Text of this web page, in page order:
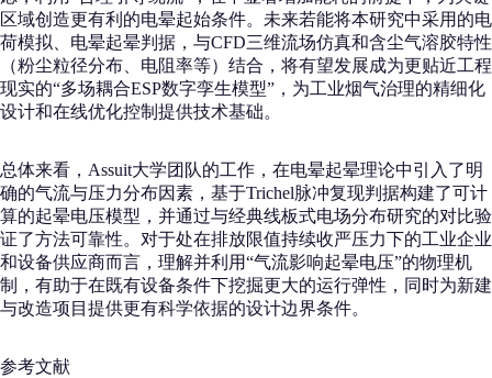
区域创造更有利的电晕起始条件。未来若能将本研究中采用的电
荷模拟、电晕起晕判据，与CFD三维流场仿真和含尘气溶胶特性
（粉尘粒径分布、电阻率等）结合，将有望发展成为更贴近工程
现实的“多场耦合ESP数字孪生模型”，为工业烟气治理的精细化
设计和在线优化控制提供技术基础。
总体来看，Assuit大学团队的工作，在电晕起晕理论中引入了明
确的气流与压力分布因素，基于Trichel脉冲复现判据构建了可计
算的起晕电压模型，并通过与经典线板式电场分布研究的对比验
证了方法可靠性。对于处在排放限值持续收严压力下的工业企业
和设备供应商而言，理解并利用“气流影响起晕电压”的物理机
制，有助于在既有设备条件下挖掘更大的运行弹性，同时为新建
与改造项目提供更有科学依据的设计边界条件。
参考文献